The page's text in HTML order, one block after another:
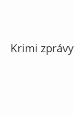
Krimi zprávy